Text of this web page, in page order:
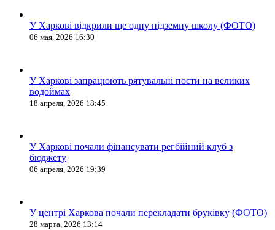
У Харкові відкрили ще одну підземну школу (ФОТО)
06 мая, 2026 16:30
У Харкові запрацюють рятувальні пости на великих
водоймах
18 апреля, 2026 18:45
У Харкові почали фінансувати регбійний клуб з
бюджету
06 апреля, 2026 19:39
У центрі Харкова почали перекладати бруківку (ФОТО)
28 марта, 2026 13:14